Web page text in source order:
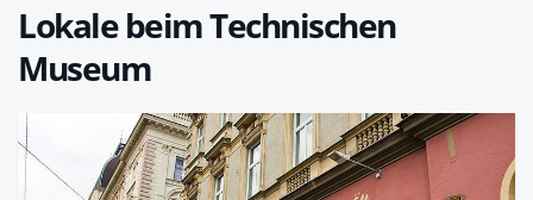
Lokale beim Technischen
Museum